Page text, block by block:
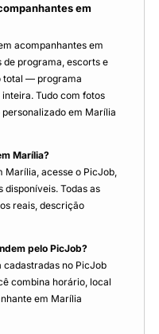
acompanhantes em
de programa, escorts e
total — programa
Tudo com fotos
em Marília
Marília?
acesse o PicJob,
Todas as
reais, descrição
pelo PicJob?
cadastradas no PicJob
combina horário, local
em Marília